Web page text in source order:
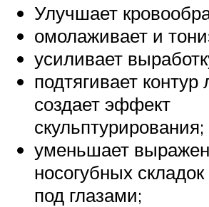
Улучшает
омолаживает и
усиливает
подтягивает контур
создает эффект
скульптурирования;
уменьшает
носогубных
под глазами;